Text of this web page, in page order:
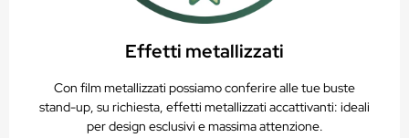
Effetti metallizzati
Con film metallizzati possiamo conferire alle tue buste
stand-up, su richiesta, effetti metallizzati accattivanti: ideali
per design esclusivi e massima attenzione.